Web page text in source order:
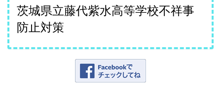
茨城県立藤代紫水高等学校不祥事
防止対策